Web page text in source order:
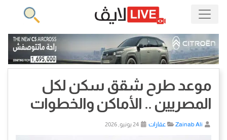
موعد طرح شقق سكن لكل
المصريين .. الأماكن والخطوات
Zainab Ali عقارات